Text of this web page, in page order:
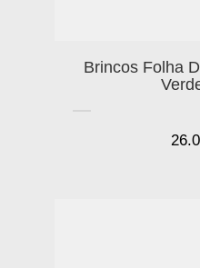
Brincos Folha